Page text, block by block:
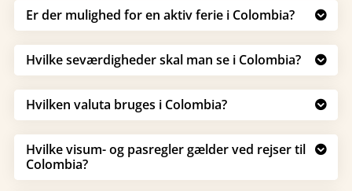

Er der mulighed for en aktiv ferie i Colombia?

Hvilke seværdigheder skal man se i Colombia?

Hvilken valuta bruges i Colombia?

Hvilke visum- og pasregler gælder ved rejser til
Colombia?